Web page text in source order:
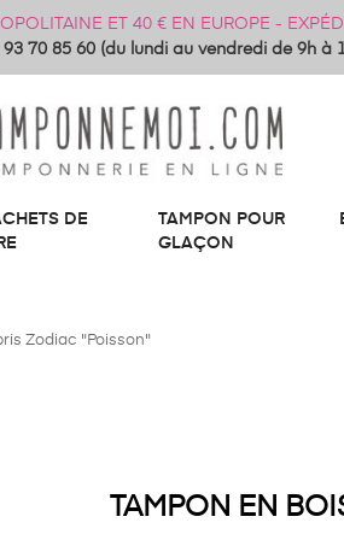
ET 40 € EN EUROPE -
70 85 60 (du lundi au vendredi de 9h à
DE
TAMPON POUR
GLAÇON
Zodiac "Poisson"
TAMPON EN